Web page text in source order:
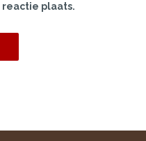
plaats.